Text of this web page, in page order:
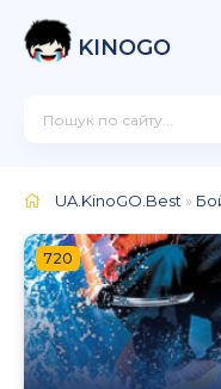
KINOGO
UA.KinoGO.Best »
720